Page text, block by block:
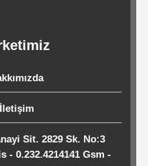
İletişim
Sit. 2829 Sk. No:3
- 0.232.4214141 Gsm -